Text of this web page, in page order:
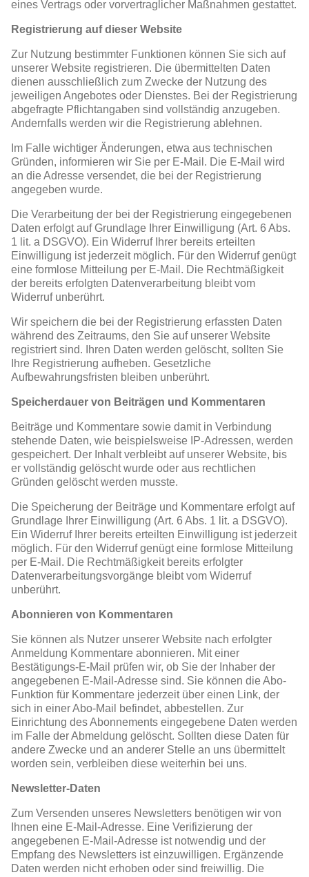
eines Vertrags oder vorvertraglicher Maßnahmen gestattet.
Registrierung auf dieser Website
Zur Nutzung bestimmter Funktionen können Sie sich auf
unserer Website registrieren. Die übermittelten Daten
dienen ausschließlich zum Zwecke der Nutzung des
jeweiligen Angebotes oder Dienstes. Bei der Registrierung
abgefragte Pflichtangaben sind vollständig anzugeben.
Andernfalls werden wir die Registrierung ablehnen.
Im Falle wichtiger Änderungen, etwa aus technischen
Gründen, informieren wir Sie per E-Mail. Die E-Mail wird
an die Adresse versendet, die bei der Registrierung
angegeben wurde.
Die Verarbeitung der bei der Registrierung eingegebenen
Daten erfolgt auf Grundlage Ihrer Einwilligung (Art. 6 Abs.
1 lit. a DSGVO). Ein Widerruf Ihrer bereits erteilten
Einwilligung ist jederzeit möglich. Für den Widerruf genügt
eine formlose Mitteilung per E-Mail. Die Rechtmäßigkeit
der bereits erfolgten Datenverarbeitung bleibt vom
Widerruf unberührt.
Wir speichern die bei der Registrierung erfassten Daten
während des Zeitraums, den Sie auf unserer Website
registriert sind. Ihren Daten werden gelöscht, sollten Sie
Ihre Registrierung aufheben. Gesetzliche
Aufbewahrungsfristen bleiben unberührt.
Speicherdauer von Beiträgen und Kommentaren
Beiträge und Kommentare sowie damit in Verbindung
stehende Daten, wie beispielsweise IP-Adressen, werden
gespeichert. Der Inhalt verbleibt auf unserer Website, bis
er vollständig gelöscht wurde oder aus rechtlichen
Gründen gelöscht werden musste.
Die Speicherung der Beiträge und Kommentare erfolgt auf
Grundlage Ihrer Einwilligung (Art. 6 Abs. 1 lit. a DSGVO).
Ein Widerruf Ihrer bereits erteilten Einwilligung ist jederzeit
möglich. Für den Widerruf genügt eine formlose Mitteilung
per E-Mail. Die Rechtmäßigkeit bereits erfolgter
Datenverarbeitungsvorgänge bleibt vom Widerruf
unberührt.
Abonnieren von Kommentaren
Sie können als Nutzer unserer Website nach erfolgter
Anmeldung Kommentare abonnieren. Mit einer
Bestätigungs-E-Mail prüfen wir, ob Sie der Inhaber der
angegebenen E-Mail-Adresse sind. Sie können die Abo-
Funktion für Kommentare jederzeit über einen Link, der
sich in einer Abo-Mail befindet, abbestellen. Zur
Einrichtung des Abonnements eingegebene Daten werden
im Falle der Abmeldung gelöscht. Sollten diese Daten für
andere Zwecke und an anderer Stelle an uns übermittelt
worden sein, verbleiben diese weiterhin bei uns.
Newsletter-Daten
Zum Versenden unseres Newsletters benötigen wir von
Ihnen eine E-Mail-Adresse. Eine Verifizierung der
angegebenen E-Mail-Adresse ist notwendig und der
Empfang des Newsletters ist einzuwilligen. Ergänzende
Daten werden nicht erhoben oder sind freiwillig. Die